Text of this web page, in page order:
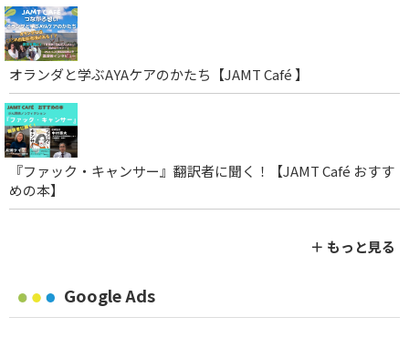
オランダと学ぶAYAケアのかたち【JAMT Café 】
『ファック・キャンサー』翻訳者に聞く！【JAMT Café おすす
めの本】
＋ もっと見る
Google Ads